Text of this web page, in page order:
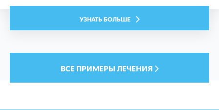
УЗНАТЬ БОЛЬШЕ
ВСЕ ПРИМЕРЫ ЛЕЧЕНИЯ